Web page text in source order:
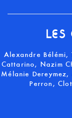
LES
Alexandre Bélémi,
Cattarino, Nazim
Mélanie
Perron,